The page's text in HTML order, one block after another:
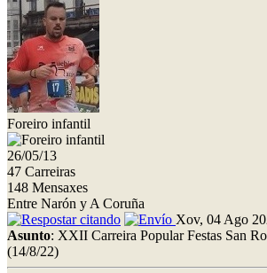
Foreiro infantil
26/05/13
47 Carreiras
148 Mensaxes
Entre Narón y A Coruña
Xov, 04 Ago
Asunto: XXII Carreira Popular Festas San
(14/8/22)